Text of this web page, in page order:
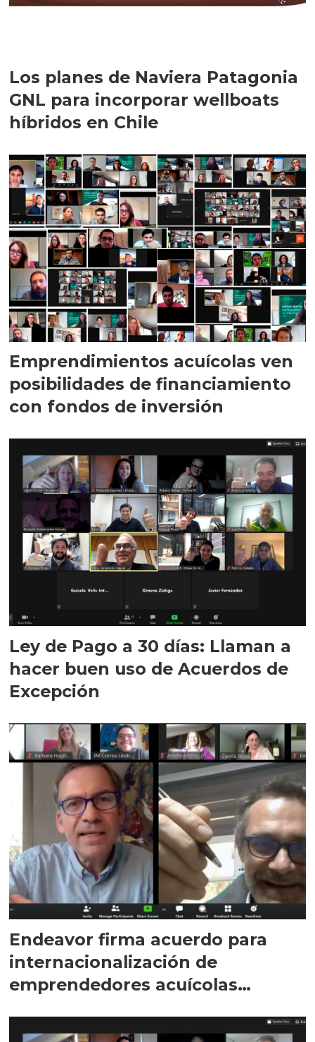
Los planes de Naviera Patagonia
GNL para incorporar wellboats
híbridos en Chile
Emprendimientos acuícolas ven
posibilidades de financiamiento
con fondos de inversión
Ley de Pago a 30 días: Llaman a
hacer buen uso de Acuerdos de
Excepción
Endeavor firma acuerdo para
internacionalización de
emprendedores acuícolas